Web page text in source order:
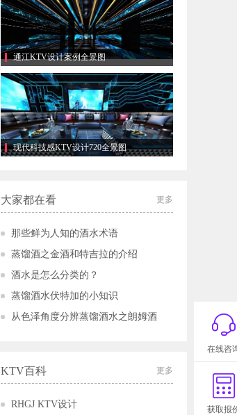
通江KTV设计案例全景图
现代科技感KTV设计720全景图
更多
大家都在看
那些鲜为人知的酒水术语
蒸馏酒之金酒和特吉拉的介绍
酒水是怎么分类的？
蒸馏酒水伏特加的小知识
从色泽角度分辨蒸馏酒水之朗姆酒
更多
KTV百科
RHGJ KTV设计
在线咨
获取报